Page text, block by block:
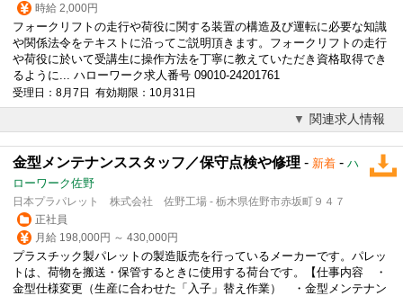
時給 2,000円
フォークリフトの走行や荷役に関する装置の構造及び運転に必要な知識
や関係法令をテキストに沿ってご説明頂きます。フォークリフトの走行
や荷役に於いて受講生に操作方法を丁寧に教えていただき資格取得でき
るように... ハローワーク求人番号 09010-24201761
受理日：8月7日 有効期限：10月31日
関連求人情報
金型メンテナンススタッフ／保守点検や修理 - 新着 - ハ
ローワーク佐野
日本プラパレット 株式会社 佐野工場 - 栃木県佐野市赤坂町９４７
正社員
月給 198,000円 ～ 430,000円
プラスチック製パレットの製造販売を行っているメーカーです。パレッ
トは、荷物を搬送・保管するときに使用する荷台です。【仕事内容 ・
金型仕様変更（生産に合わせた「入子」替え作業） ・金型メンテナン